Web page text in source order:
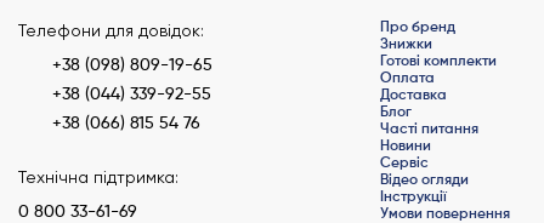
Телефони для довідок:
+38 (098) 809-19-65
+38 (044) 339-92-55
+38 (066) 815 54 76
Технічна підтримка:
0 800 33-61-69
Про бренд
Знижки
Готові комплекти
Оплата
Доставка
Блог
Часті питання
Новини
Сервіс
Відео огляди
Інструкції
Умови повернення